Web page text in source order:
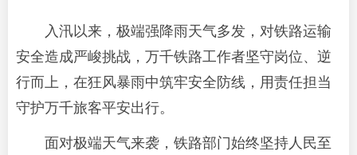
入汛以来，极端强降雨天气多发，对铁路运输
安全造成严峻挑战，万千铁路工作者坚守岗位、逆
行而上，在狂风暴雨中筑牢安全防线，用责任担当
守护万千旅客平安出行。
面对极端天气来袭，铁路部门始终坚持人民至